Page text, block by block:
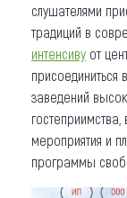
слушателями
традиций в
интенсиву от
присоединиться
заведений
мероприятия и
программы